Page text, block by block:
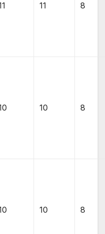
11 8
10 8
10 8